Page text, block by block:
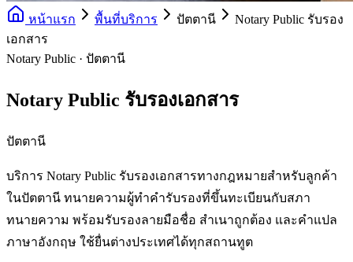
หน้าแรก พื้นที่บริการ ปัตตานี
Notary Public รับรอง
เอกสาร
Notary Public · ปัตตานี
Notary Public รับรองเอกสาร
ปัตตานี
บริการ Notary Public รับรองเอกสารทางกฎหมายสำหรับลูกค้า
ในปัตตานี ทนายความผู้ทำคำรับรองที่ขึ้นทะเบียนกับสภา
ทนายความ พร้อมรับรองลายมือชื่อ สำเนาถูกต้อง และคำแปล
ภาษาอังกฤษ ใช้ยื่นต่างประเทศได้ทุกสถานทูต